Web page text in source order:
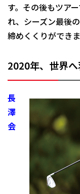
す。その後もツア
れ、シーズン最後
締めくくりができま
2020年、世界へ
長
澤
会